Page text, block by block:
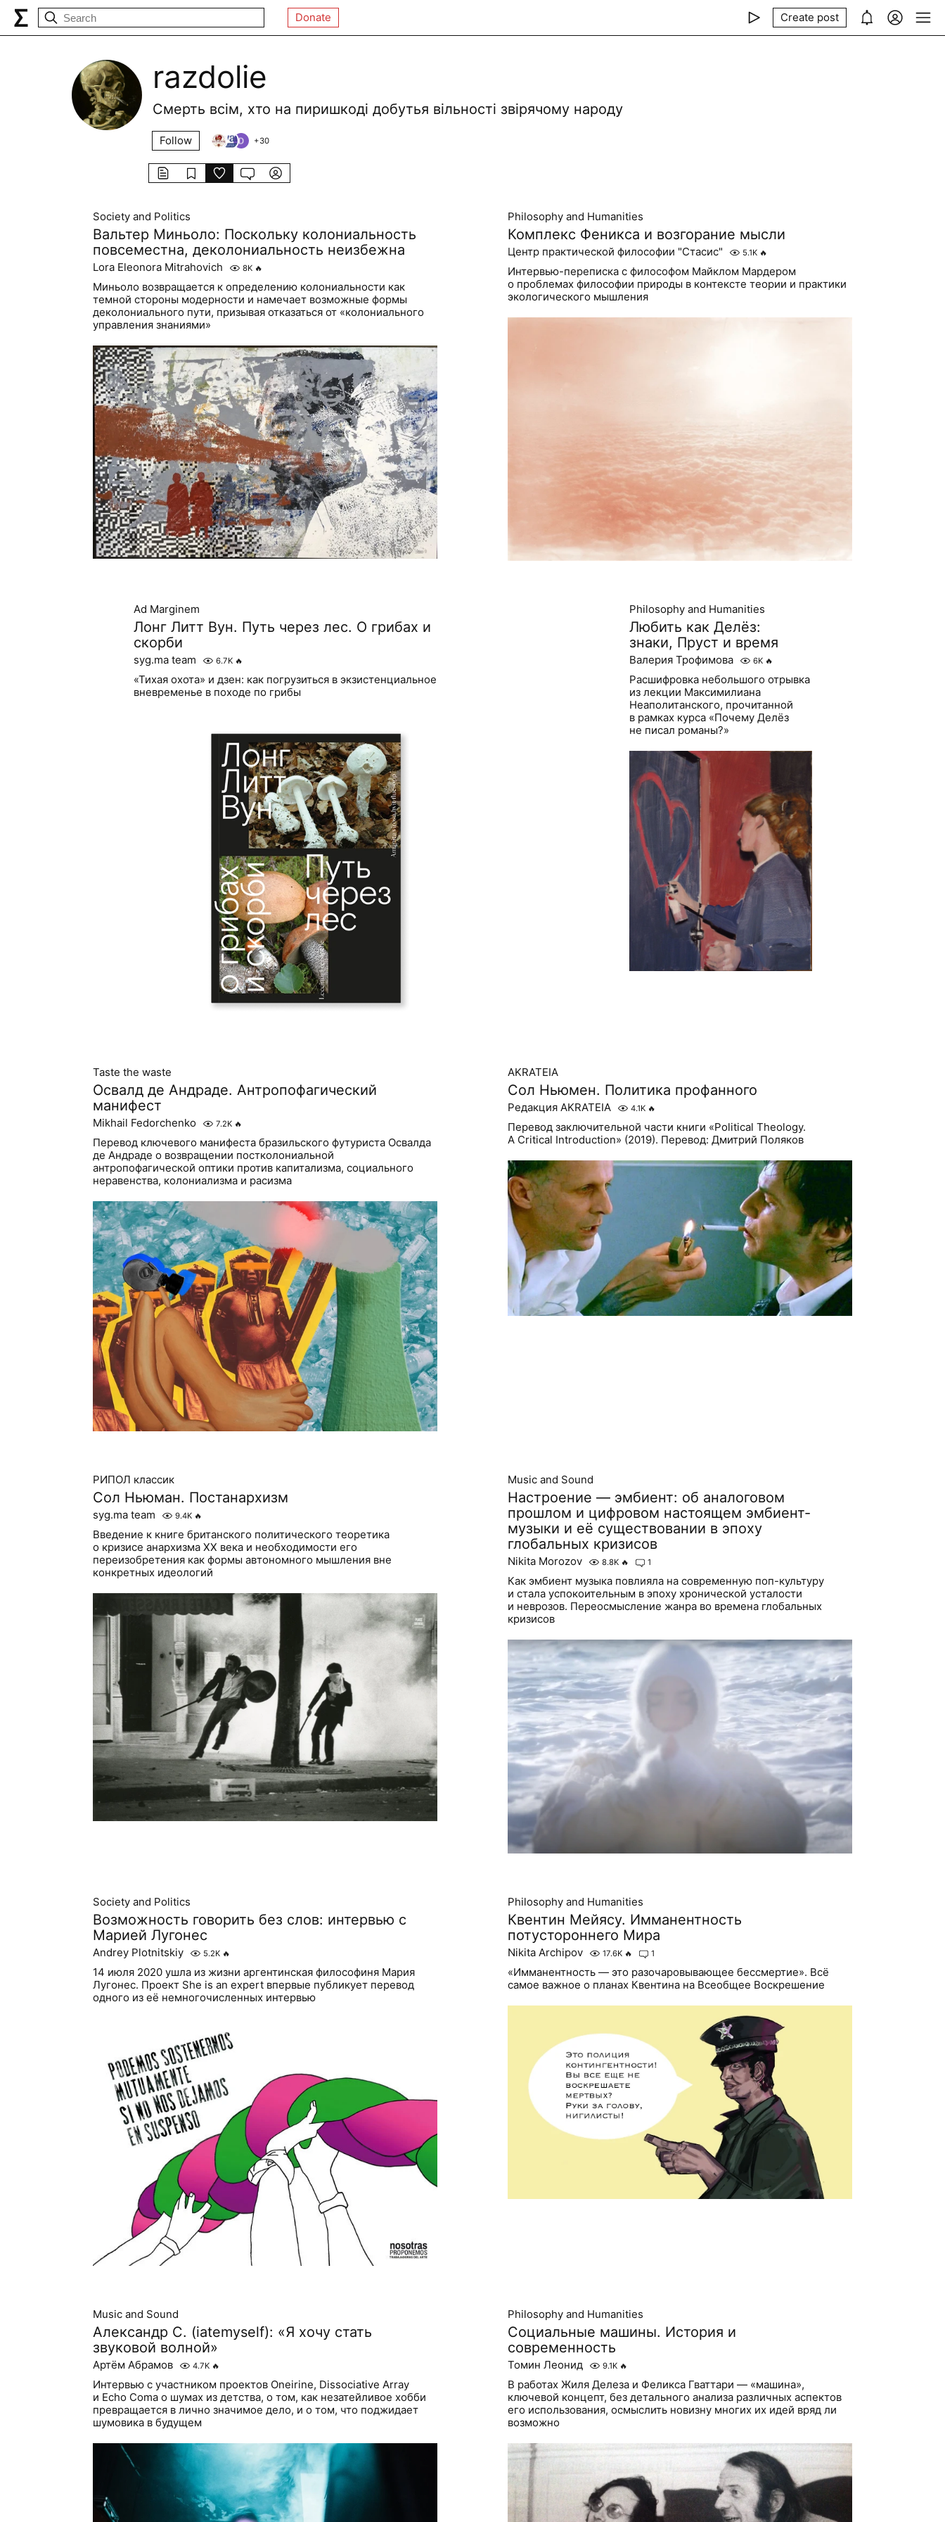
Donate Create post
razdolie
Смерть всім, хто на пиришкоді добутья вільності звірячому народу
Follow +30
Society and Politics
Вальтер Миньоло: Поскольку колониальность
повсеместна, деколониальность неизбежна
Lora Eleonora Mitrahovich 8K 🔥
Миньоло возвращается к определению колониальности как
темной стороны модерности и намечает возможные формы
деколониального пути, призывая отказаться от «колониального
управления знаниями»
Philosophy and Humanities
Комплекс Феникса и возгорание мысли
Центр практической философии "Стасис" 5.1K 🔥
Интервью-переписка с философом Майклом Мардером
о проблемах философии природы в контексте теории и практики
экологического мышления
Ad Marginem
Лонг Литт Вун. Путь через лес. О грибах и
скорби
syg.ma team 6.7K 🔥
«Тихая охота» и дзен: как погрузиться в экзистенциальное
вневременье в походе по грибы
Philosophy and Humanities
Любить как Делёз:
знаки, Пруст и время
Валерия Трофимова 6K 🔥
Расшифровка небольшого отрывка
из лекции Максимилиана
Неаполитанского, прочитанной
в рамках курса «Почему Делёз
не писал романы?»
Taste the waste
Освалд де Андраде. Антропофагический
манифест
Mikhail Fedorchenko 7.2K 🔥
Перевод ключевого манифеста бразильского футуриста Освалда
де Андраде о возвращении постколониальной
антропофагической оптики против капитализма, социального
неравенства, колониализма и расизма
AKRATEIA
Сол Ньюмен. Политика профанного
Редакция AKRATEIA 4.1K 🔥
Перевод заключительной части книги «Political Theology.
A Critical Introduction» (2019). Перевод: Дмитрий Поляков
РИПОЛ классик
Сол Ньюман. Постанархизм
syg.ma team 9.4K 🔥
Введение к книге британского политического теоретика
о кризисе анархизма XX века и необходимости его
переизобретения как формы автономного мышления вне
конкретных идеологий
Music and Sound
Настроение — эмбиент: об аналоговом
прошлом и цифровом настоящем эмбиент-
музыки и её существовании в эпоху
глобальных кризисов
Nikita Morozov 8.8K 🔥 1
Как эмбиент музыка повлияла на современную поп-культуру
и стала успокоительным в эпоху хронической усталости
и неврозов. Переосмысление жанра во времена глобальных
кризисов
Society and Politics
Возможность говорить без слов: интервью с
Марией Лугонес
Andrey Plotnitskiy 5.2K 🔥
14 июля 2020 ушла из жизни аргентинская философиня Мария
Лугонес. Проект She is an expert впервые публикует перевод
одного из её немногочисленных интервью
Philosophy and Humanities
Квентин Мейясу. Имманентность
потустороннего Мира
Nikita Archipov 17.6K 🔥 1
«Имманентность — это разочаровывающее бессмертие». Всё
самое важное о планах Квентина на Всеобщее Воскрешение
Music and Sound
Александр С. (iatemyself): «Я хочу стать
звуковой волной»
Артём Абрамов 4.7K 🔥
Интервью с участником проектов Oneirine, Dissociative Array
и Echo Coma о шумах из детства, о том, как незатейливое хобби
превращается в лично значимое дело, и о том, что поджидает
шумовика в будущем
Philosophy and Humanities
Социальные машины. История и
современность
Томин Леонид 9.1K 🔥
В работах Жиля Делеза и Феликса Гваттари — «машина»,
ключевой концепт, без детального анализа различных аспектов
его использования, осмыслить новизну многих их идей вряд ли
возможно